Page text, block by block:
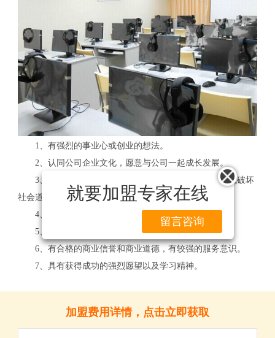
就要加盟专家在线
留言咨询
1、有强烈的事业心或创业的想法。
2、认同公司企业文化，愿意与公司一起成长发展。
3、资金来源合法、有合格的资金信用，不从事违法或破坏
社会道德风气的活动。
4、有独立门户的经营场所。
5、加盟商能够接受公司总部及地区代理商的管理。
6、有合格的商业信誉和商业道德，有较强的服务意识。
7、具有获得成功的强烈愿望以及学习精神。
加盟费用详情，点击立即获取